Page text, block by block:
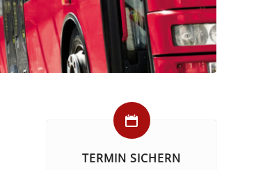
TERMIN SICHERN